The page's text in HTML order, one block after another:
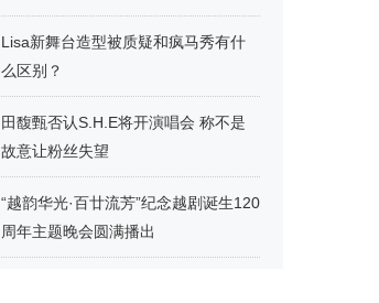
Lisa新舞台造型被质疑和疯马秀有什
么区别？
田馥甄否认S.H.E将开演唱会 称不是
故意让粉丝失望
“越韵华光·百廿流芳”纪念越剧诞生120
周年主题晚会圆满播出